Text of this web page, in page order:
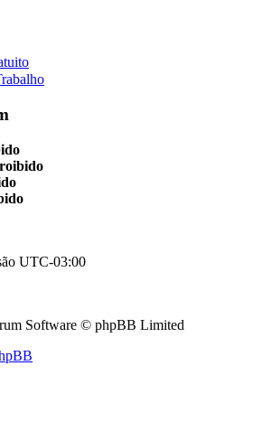
UTC-03:00
Software © phpBB Limited